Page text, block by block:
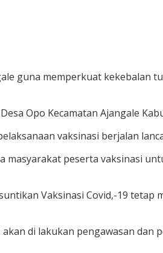
guna memperkuat kekebalan
Opo Kecamatan Ajangale
vaksinasi berjalan
masyarakat peserta vaksinasi
Vaksinasi Covid,-19 tetap
di lakukan pengawasan dan